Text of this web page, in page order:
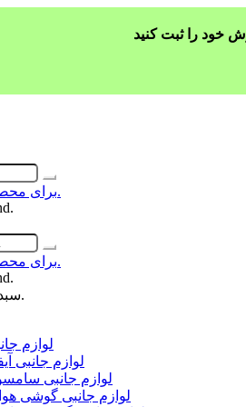
برای محصولات بیشتر کلیک کنید.
برای محصولات بیشتر کلیک کنید.
سبد خرید شما خالی است.
لوازم
لوازم جانبی
لوازم جانبی
لوازم جانبی گوشی